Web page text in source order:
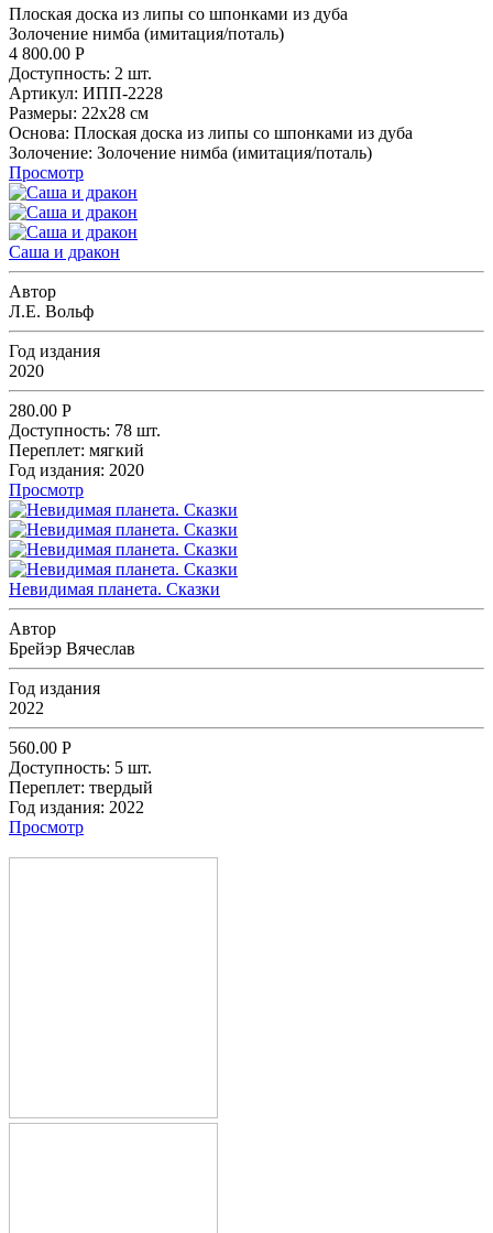
Плоская доска из липы со шпонками из дуба
Золочение нимба (имитация/поталь)
4 800.00 Р
Доступность: 2 шт.
Артикул: ИПП-2228
Размеры: 22х28 см
Основа: Плоская доска из липы со шпонками из дуба
Золочение: Золочение нимба (имитация/поталь)
Просмотр
Саша и дракон
Автор
Л.Е. Вольф
Год издания
2020
280.00 Р
Доступность: 78 шт.
Переплет: мягкий
Год издания: 2020
Просмотр
Невидимая планета. Сказки
Автор
Брейэр Вячеслав
Год издания
2022
560.00 Р
Доступность: 5 шт.
Переплет: твердый
Год издания: 2022
Просмотр